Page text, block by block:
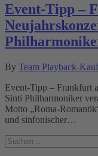
Event-Tipp –
By Team Playback-
Event-Tipp – Frankfurt
Sinti Philharmoniker
Motto „Roma-
und sinfonischer…
Suchen
nach: